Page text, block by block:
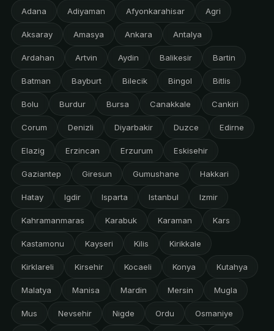
Adana Adiyaman Afyonkarahisar Agri
Aksaray Amasya Ankara Antalya
Ardahan Artvin Aydin Balikesir Bartin
Batman Bayburt Bilecik Bingol Bitlis
Bolu Burdur Bursa Canakkale Cankiri
Corum Denizli Diyarbakir Duzce Edirne
Elazig Erzincan Erzurum Eskisehir
Gaziantep Giresun Gumushane Hakkari
Hatay Igdir Isparta Istanbul Izmir
Kahramanmaras Karabuk Karaman Kars
Kastamonu Kayseri Kilis Kirikkale
Kirklareli Kirsehir Kocaeli Konya Kutahya
Malatya Manisa Mardin Mersin Mugla
Mus Nevsehir Nigde Ordu Osmaniye